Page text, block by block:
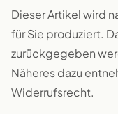
Dieser Artikel wird
für Sie produziert.
zurückgegeben
Näheres dazu
Widerrufsrecht.